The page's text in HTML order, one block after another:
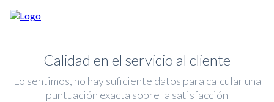
Calidad en el servicio al cliente
Lo sentimos, no hay suficiente datos para calcular una
puntuación exacta sobre la satisfacción